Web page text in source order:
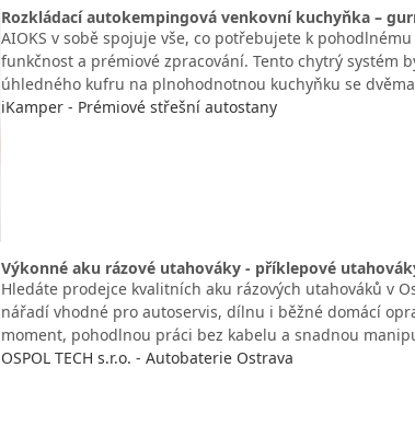
Rozkládací autokempingová venkovní kuchyňka –
AIOKS v sobě spojuje vše, co potřebujete k
funkčnost a prémiové zpracování. Tento chytrý systém
úhledného kufru na plnohodnotnou kuchyňku se
iKamper - Prémiové střešní autostany
Výkonné aku rázové utahováky - příklepové
Hledáte prodejce kvalitních aku rázových utahováků v
nářadí vhodné pro autoservis, dílnu i běžné domácí
moment, pohodlnou práci bez kabelu a snadnou
OSPOL TECH s.r.o. - Autobaterie Ostrava